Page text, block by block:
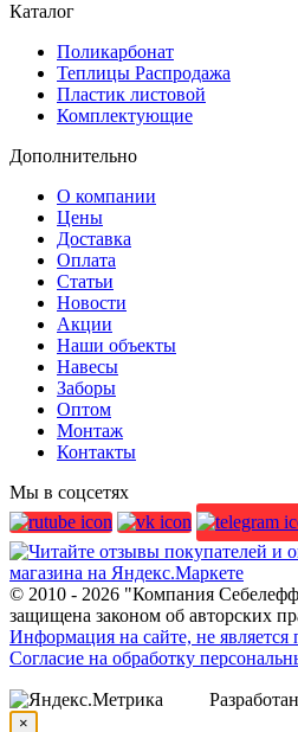
Каталог
Поликарбонат
Теплицы Распродажа
Пластик листовой
Комплектующие
Дополнительно
О компании
Цены
Доставка
Оплата
Статьи
Новости
Акции
Наши объекты
Навесы
Заборы
Оптом
Монтаж
Контакты
Мы в соцсетях
© 2010 - 2026 "Компания
защищена законом об авторских
Информация на сайте, не
Согласие на обработку
×